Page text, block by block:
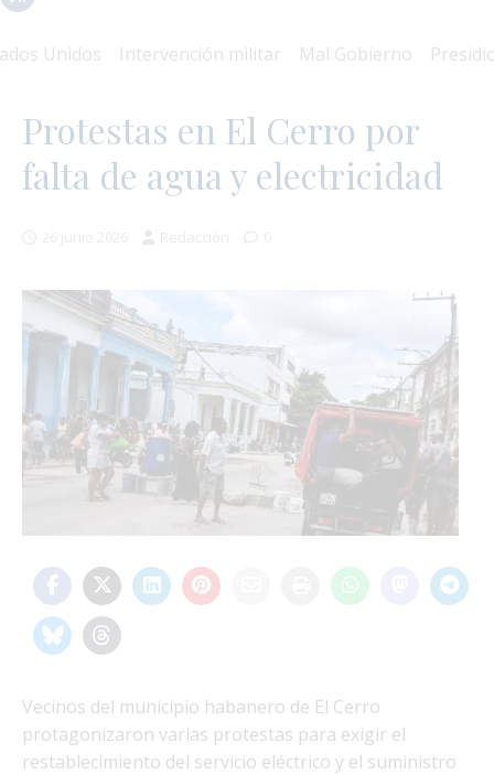
Unidos Intervención militar Mal Gobierno Presidio
Protestas en El Cerro por
falta de agua y electricidad
Vecinos del municipio habanero de El Cerro
protagonizaron varias protestas para exigir el
restablecimiento del servicio eléctrico y el suministro